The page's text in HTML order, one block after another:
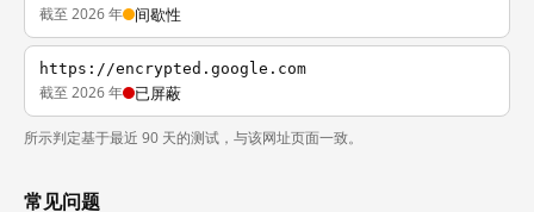
截至 2026 年 间歇性
https://encrypted.google.com
截至 2026 年 已屏蔽
所示判定基于最近 90 天的测试，与该网址页面一致。
常见问题